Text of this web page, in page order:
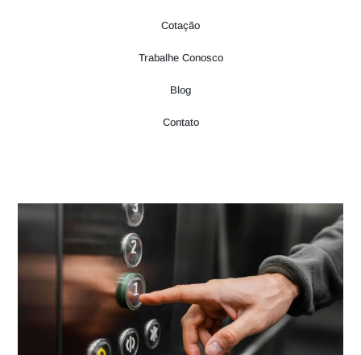
Cotação
Trabalhe Conosco
Blog
Contato